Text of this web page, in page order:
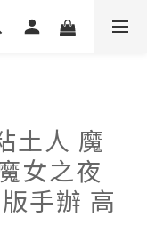
土人 魔
女之夜
手辦 高